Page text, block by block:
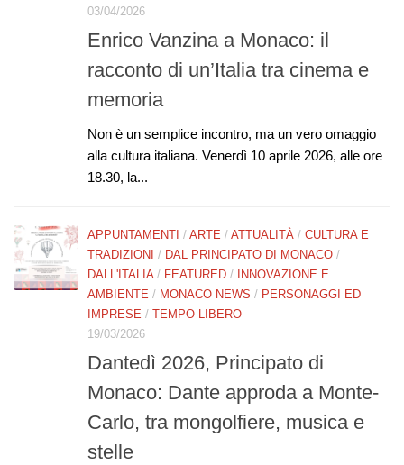
03/04/2026
Enrico Vanzina a Monaco: il
racconto di un’Italia tra cinema e
memoria
Non è un semplice incontro, ma un vero omaggio
alla cultura italiana. Venerdì 10 aprile 2026, alle ore
18.30, la...
APPUNTAMENTI / ARTE / ATTUALITÀ / CULTURA E
TRADIZIONI / DAL PRINCIPATO DI MONACO /
DALL'ITALIA / FEATURED /
INNOVAZIONE E
AMBIENTE / MONACO NEWS / PERSONAGGI ED
IMPRESE / TEMPO LIBERO
19/03/2026
Dantedì 2026, Principato di
Monaco: Dante approda a Monte-
Carlo, tra mongolfiere, musica e
stelle